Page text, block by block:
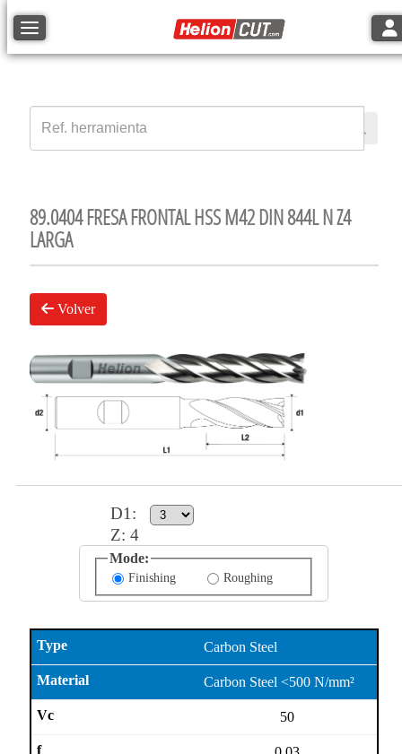
Toggle navigation
89.0404 FRESA FRONTAL HSS M42 DIN 844L N Z4
LARGA
Volver
D1 :
Z: 4
Mode:
Finishing Roughing
Carbon Steel
Carbon Steel <500 N/mm²
50